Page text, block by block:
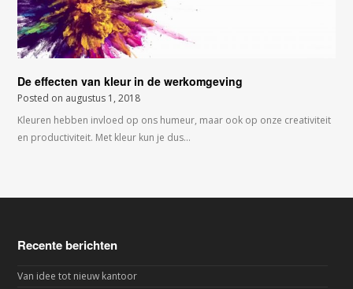
De effecten van kleur in de werkomgeving
Posted on augustus 1, 2018
Kleuren hebben invloed op ons humeur, maar ook op onze creativiteit
en productiviteit. Met kleur kun je dus…
Recente berichten
Van idee tot nieuw kantoor